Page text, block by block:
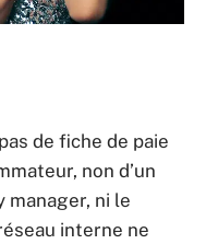
de fiche de paie
non d’un
manager, ni le
interne ne